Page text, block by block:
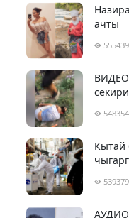
ачты
Кытай
АУДИО